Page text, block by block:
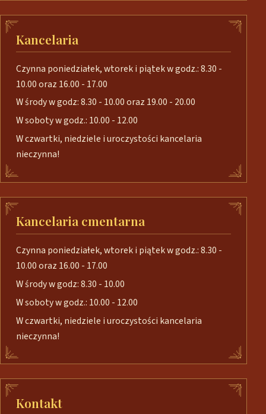
Kancelaria
Czynna poniedziałek, wtorek i piątek w godz.: 8.30 -
10.00 oraz 16.00 - 17.00
W środy w godz: 8.30 - 10.00 oraz 19.00 - 20.00
W soboty w godz.: 10.00 - 12.00
W czwartki, niedziele i uroczystości kancelaria
nieczynna!
Kancelaria cmentarna
Czynna poniedziałek, wtorek i piątek w godz.: 8.30 -
10.00 oraz 16.00 - 17.00
W środy w godz: 8.30 - 10.00
W soboty w godz.: 10.00 - 12.00
W czwartki, niedziele i uroczystości kancelaria
nieczynna!
Kontakt